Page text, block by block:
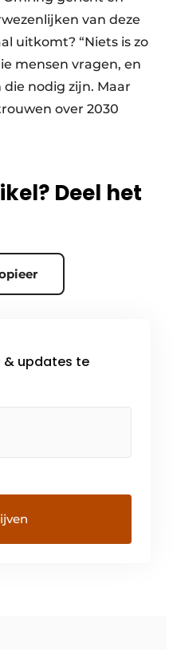
van deze
uitkomt? “Niets is zo
mensen vragen, en
nodig zijn. Maar
over 2030
Deel het
& updates te